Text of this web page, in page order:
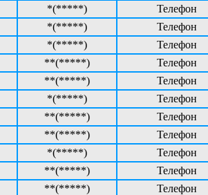
*(*****)
Телефон
*(*****)
Телефон
*(*****)
Телефон
**(*****)
Телефон
**(*****)
Телефон
*(*****)
Телефон
**(*****)
Телефон
**(*****)
Телефон
*(*****)
Телефон
**(*****)
Телефон
**(*****)
Телефон